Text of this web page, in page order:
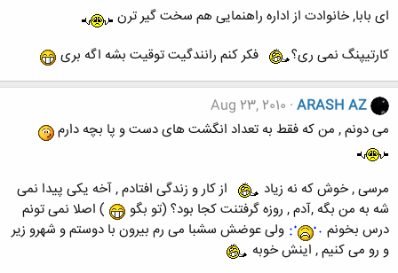
ای بابا, خانوادت از اداره راهنمایی هم سخت گیر ترن
کارتیپنگ نمی ری؟
فکر کنم رانندگیت توقیت بشه اگه بری
ARASH AZ
Aug 23, 2010
می دونم , من که فقط به تعداد انگشت های دست و پا بچه دارم
مرسی , خوش که نه زیاد
از کار و زندگی افتادم , آخه یکی پیدا نمی
شه به من بگه ,آدم , روزه گرفتنت کجا بود؟ (تو بگو
) اصلا نمی تونم
درس بخونم
ولی عوضش سشبا می رم بیرون با دوستم و شهرو زیر
و رو می کنیم , اینش خوبه